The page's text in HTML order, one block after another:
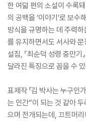
한 여덟 편의 소설이 수록
의 공백을 ‘이야기’로 보수
방식을 규명하는 데 주력
를 유지하면서도 서사와
설집, 『최순덕 성령 충만기
달라진 특징으로 꼽을 수
표제작 「김 박사는 누구인
는 인간”이 되는 것 같아
으며 전개되는데, 끄트머